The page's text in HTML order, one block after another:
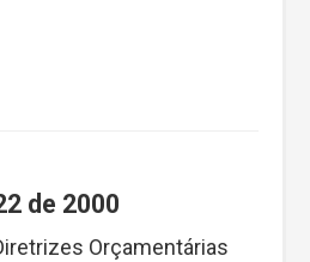
de 2000
Orçamentárias